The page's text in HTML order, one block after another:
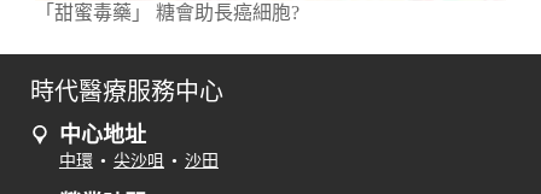
「甜蜜毒藥」 糖會助長癌細胞?
時代醫療服務中心
中心地址
中環 • 尖沙咀 • 沙田